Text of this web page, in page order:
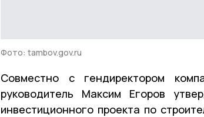
Фото: tambov.gov.ru
Совместно с гендиректором
руководитель Максим Егоров
инвестиционного проекта по